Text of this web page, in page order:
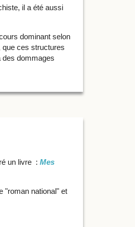
il a été aussi
dominant selon
que ces structures
des dommages
un livre : Mes
"roman national" et